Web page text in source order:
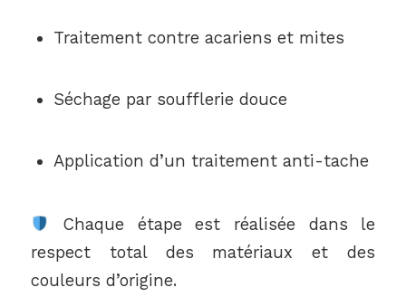
Traitement contre acariens et mites
Séchage par soufflerie douce
Application d’un traitement anti-tache
Chaque étape est réalisée dans le
respect total des matériaux et des
couleurs d’origine.